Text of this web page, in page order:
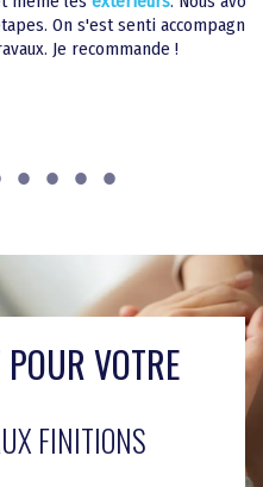
VOTRE
FINITIONS
Écoles/ Crèches
Architectes et